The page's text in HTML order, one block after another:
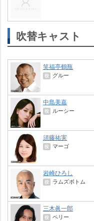
吹替キャスト
笑福亭鶴瓶
役 グルー
中島美嘉
役 ルーシー
須藤祐実
役 マーゴ
崎ひろし
役 ラムズボトム
三木眞一郎
役 ペリー